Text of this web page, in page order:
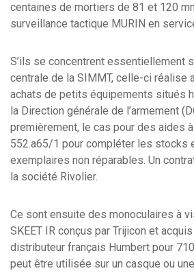
centaines de mortiers de 81 et 120
surveillance tactique MURIN en
S’ils se concentrent essentiellement
centrale de la SIMMT, celle-ci réalise
achats de petits équipements situés
la Direction générale de l’armement
premièrement, le cas pour des aides à
552.a65/1 pour compléter les stocks
exemplaires non réparables. Un
la société Rivolier.
Ce sont ensuite des monoculaires à
SKEET IR conçus par Trijicon et
distributeur français Humbert pour
peut être utilisée sur un casque ou